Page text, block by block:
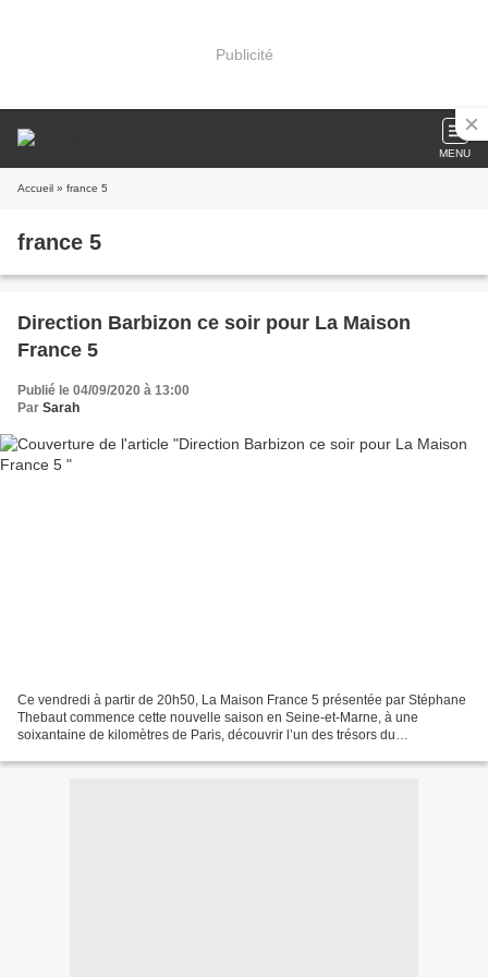
Publicité
MENU
Accueil » france 5
france 5
Direction Barbizon ce soir pour La Maison
France 5
Publié le 04/09/2020 à 13:00
Par Sarah
Ce vendredi à partir de 20h50, La Maison France 5 présentée par Stéphane
Thebaut commence cette nouvelle saison en Seine-et-Marne, à une
soixantaine de kilomètres de Paris, découvrir l’un des trésors du